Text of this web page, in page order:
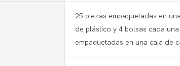
25 piezas empaquetadas en
de plástico y 4 bolsas cada una
empaquetadas en una caja de